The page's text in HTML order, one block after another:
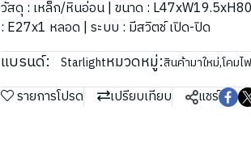
วัสดุ : เหล็ก/หินอ่อน | ขนาด :
: E27x1 หลอด | ระบบ : มีสวิตช์ เปิด-ปิด
แบรนด์: Starlightหมวดหมู่:สินค้ามาใหม่,โคมไฟ
รายการโปรด เปรียบเทียบ แชร์